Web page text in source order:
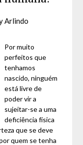
Arlindo
Por muito
perfeitos que
tenhamos
nascido, ninguém
está livre de
poder vir a
sujeitar-se a uma
deficiência física
que se deve
quem se tenha